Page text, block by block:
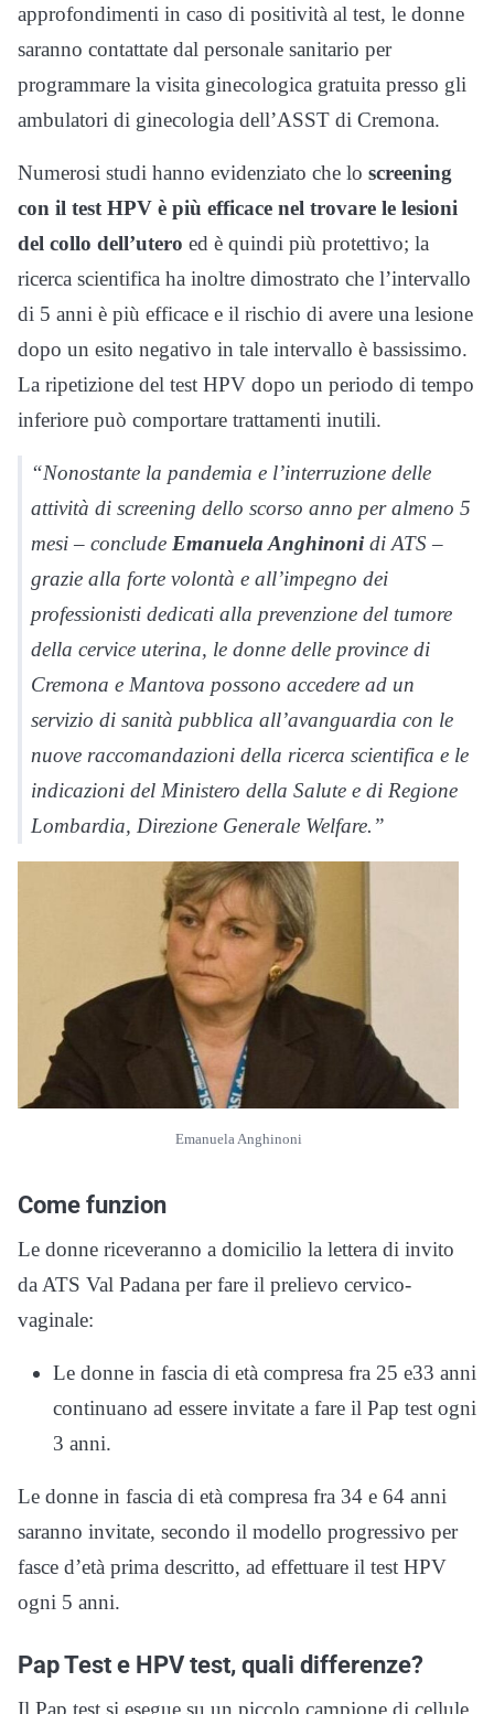
approfondimenti in caso di positività al test, le donne
saranno contattate dal personale sanitario per
programmare la visita ginecologica gratuita presso gli
ambulatori di ginecologia dell’ASST di Cremona.
Numerosi studi hanno evidenziato che lo screening
con il test HPV è più efficace nel trovare le lesioni
del collo dell’utero ed è quindi più protettivo; la
ricerca scientifica ha inoltre dimostrato che l’intervallo
di 5 anni è più efficace e il rischio di avere una lesione
dopo un esito negativo in tale intervallo è bassissimo.
La ripetizione del test HPV dopo un periodo di tempo
inferiore può comportare trattamenti inutili.
“Nonostante la pandemia e l’interruzione delle
attività di screening dello scorso anno per almeno 5
mesi – conclude Emanuela Anghinonidi ATS –
grazie alla forte volontà e all’impegno dei
professionisti dedicati alla prevenzione del tumore
della cervice uterina, le donne delle province di
Cremona e Mantova possono accedere ad un
servizio di sanità pubblica all’avanguardia con le
nuove raccomandazioni della ricerca scientifica e le
indicazioni del Ministero della Salute e di Regione
Lombardia, Direzione Generale Welfare.”
Emanuela Anghinoni
Come funzion
Le donne riceveranno a domicilio la lettera di invito
da ATS Val Padana per fare il prelievo cervico-
vaginale:
Le donne in fascia di età compresa fra 25 e33 anni
continuano ad essere invitate a fare il Pap test ogni
3 anni.
Le donne in fascia di età compresa fra 34 e 64 anni
saranno invitate, secondo il modello progressivo per
fasce d’età prima descritto, ad effettuare il test HPV
ogni 5 anni.
Pap Test e HPV test, quali differenze?
Il Pap test si esegue su un piccolo campione di cellule